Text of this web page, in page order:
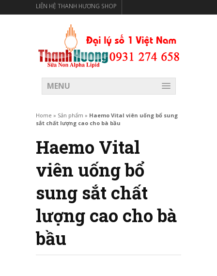
LIÊN HỆ THANH HƯƠNG SHOP
CHO SỨC KHỎE
MENU
Home » Sản phẩm » Haemo Vital viên uống bổ sung
sắt chất lượng cao cho bà bầu
Haemo Vital
viên uống bổ
sung sắt chất
lượng cao cho bà
bầu